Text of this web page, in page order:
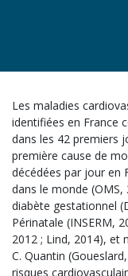
Les maladies
identifiées en France
dans les 42 premiers
première cause de
décédées par jour en
dans le monde (OMS,
diabète gestationnel
Périnatale (INSERM,
2012 ; Lind, 2014), et
C. Quantin
risques